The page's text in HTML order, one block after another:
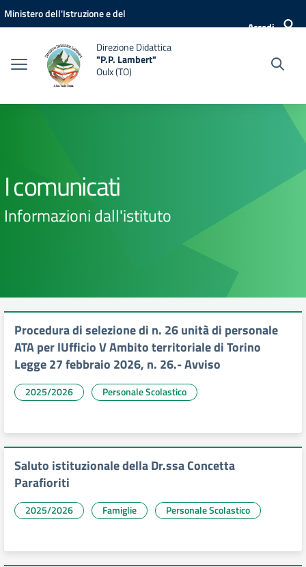
Vai ai contenuti
Vai al menu di navigazione
Vai al footer
Ministero dell'Istruzione e del
Accedi
Direzione Didattica
"P.P. Lambert"
Oulx (TO)
I comunicati
Informazioni dall'istituto
Procedura di selezione di n. 26 unità di personale
ATA per lUfficio V Ambito territoriale di Torino
Legge 27 febbraio 2026, n. 26.- Avviso
2025/2026 Personale Scolastico
Saluto istituzionale della Dr.ssa Concetta
Parafioriti
2025/2026 Famiglie Personale Scolastico